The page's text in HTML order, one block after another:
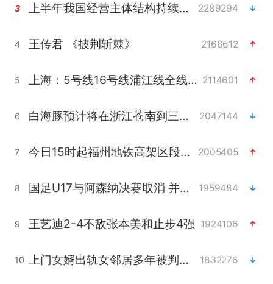
3 上半年我国经营主体结构持续优化 2289294
4 王传君 《披荆斩棘》 2168612
5 上海：5号线16号线浦江线全线停运 2114601
6 白海豚预计将在浙江苍南到三门一带登陆 2047144
7 今日15时起福州地铁高架区段停运 2005405
8 国足U17与阿森纳决赛取消 并列冠军 1959484
9 王艺迪2-4不敌张本美和止步4强 1924106
10 上门女婿出轨女邻居多年被判重婚罪 1832276